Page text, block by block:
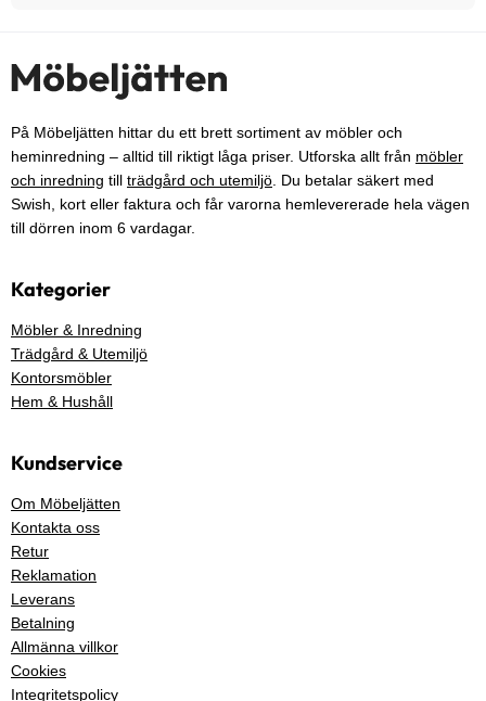
På Möbeljätten hittar du ett brett sortiment av möbler och
heminredning – alltid till riktigt låga priser. Utforska allt från möbler
och inredning till trädgård och utemiljö . Du betalar säkert med
Swish, kort eller faktura och får varorna hemlevererade hela vägen
till dörren inom 6 vardagar.
Kategorier
Möbler & Inredning
Trädgård & Utemiljö
Kontorsmöbler
Hem & Hushåll
Kundservice
Om Möbeljätten
Kontakta oss
Retur
Reklamation
Leverans
Betalning
Allmänna villkor
Cookies
Integritetspolicy